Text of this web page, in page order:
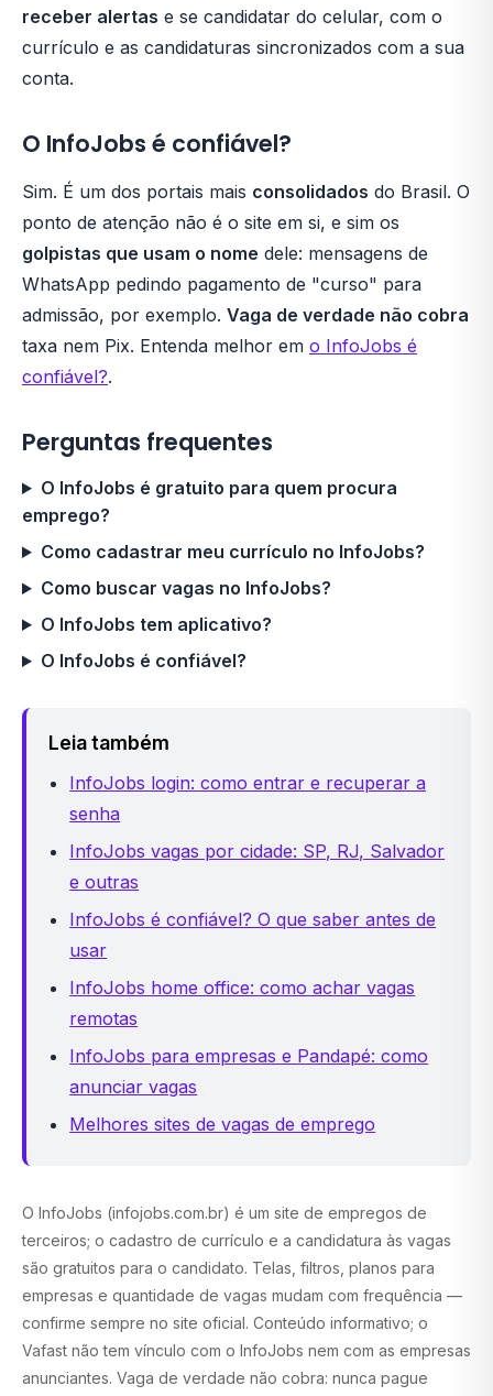
receber alertas e se candidatar do celular, com o
currículo e as candidaturas sincronizados com a sua
conta.
O InfoJobs é confiável?
Sim. É um dos portais mais consolidados do Brasil. O
ponto de atenção não é o site em si, e sim os
golpistas que usam o nome dele: mensagens de
WhatsApp pedindo pagamento de "curso" para
admissão, por exemplo. Vaga de verdade não cobra
taxa nem Pix. Entenda melhor em o InfoJobs é
confiável?.
Perguntas frequentes
O InfoJobs é gratuito para quem procura
emprego?
Como cadastrar meu currículo no InfoJobs?
Como buscar vagas no InfoJobs?
O InfoJobs tem aplicativo?
O InfoJobs é confiável?
Leia também
InfoJobs login: como entrar e recuperar a
senha
InfoJobs vagas por cidade: SP, RJ, Salvador
e outras
InfoJobs é confiável? O que saber antes de
usar
InfoJobs home office: como achar vagas
remotas
InfoJobs para empresas e Pandapé: como
anunciar vagas
Melhores sites de vagas de emprego
O InfoJobs (infojobs.com.br) é um site de empregos de
terceiros; o cadastro de currículo e a candidatura às vagas
são gratuitos para o candidato. Telas, filtros, planos para
empresas e quantidade de vagas mudam com frequência —
confirme sempre no site oficial. Conteúdo informativo; o
Vafast não tem vínculo com o InfoJobs nem com as empresas
anunciantes. Vaga de verdade não cobra: nunca pague